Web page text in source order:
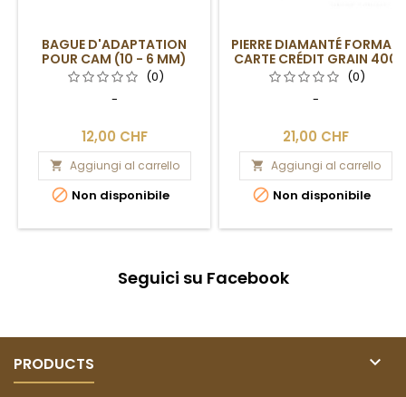
BAGUE D'ADAPTATION
POUR CAM (10 - 6 MM)
(0)
-
12,00 CHF
 Aggiungi al carrello
 Non disponibile
PIERRE DIAMANTÉ FORMAT
CARTE CRÉDIT GRAIN 400
(0)
-
21,00 CHF
 Aggiungi al carrello
 Non disponibile
Seguici su Facebook
PRODUCTS 